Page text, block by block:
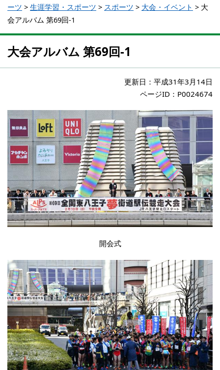
ーツ > 生涯学習・スポーツ > スポーツ > 大会・イベント > 大
会アルバム 第69回-1
大会アルバム 第69回-1
更新日： 平成31年3月14日
ページID：P0024674
開会式